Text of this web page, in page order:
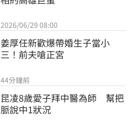
2026/06/29 08:00
姜厚任新歡爆帶婚生子當小
三！前夫嗆正宮
44分鐘前
昆凌8歲愛子拜中醫為師　幫把
脈說中1狀況